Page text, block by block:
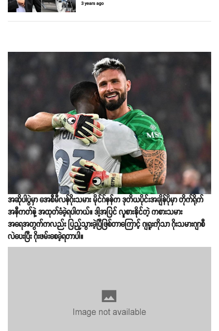
3 years ago
အဆိုပါပွဲမှာ အေစီမီလန်ဂိုးသမား မိုင်ဂ်နန်က ဒုတိယပိုင်းအချိန်ပိုမှာ တိုက်ရိုက်
အနီကတ်နဲ့ အထုတ်ခံခဲ့ရပါတယ်။ ဒါ့အပြင် လူစားနိုင်တဲ့ ကစားသမား
အရေအတွက်ကလည်း ပြည့်သွားခဲ့ပြီဖြစ်တာကြောင့် ဂျရူးကိုသာ ဂိုးသမားဂျာစီ
လဲပေးပြီး ဂိုးဖမ်းစေခဲ့ရတာပါ။